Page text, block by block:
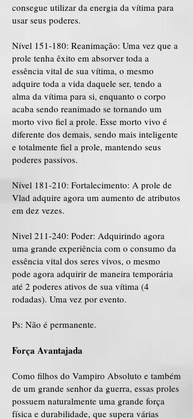
consegue utilizar da energia da vítima para
usar seus poderes.
Nível 151-180: Reanimação: Uma vez que a
prole tenha êxito em absorver toda a
essência vital de sua vítima, o mesmo
adquire toda a vida daquele ser, tendo a
alma da vítima para si, enquanto o corpo
acaba sendo reanimado se tornando um
morto vivo fiel a prole. Esse morto vivo é
diferente dos demais, sendo mais inteligente
e totalmente fiel a prole, mantendo seus
poderes passivos.
Nível 181-210: Fortalecimento: A prole de
Vlad adquire agora um aumento de atributos
em dez vezes.
Nivel 211-240: Poder: Adquirindo agora
uma grande experiência com o consumo da
essência vital dos seres vivos, o mesmo
pode agora adquirir de maneira temporária
até 2 poderes ativos de sua vítima (4
rodadas). Uma vez por evento.
Ps: Não é permanente.
Força Avantajada
Como filhos do Vampiro Absoluto e também
de um grande senhor da guerra, essas proles
possuem naturalmente uma grande força
física e durabilidade, que supera várias